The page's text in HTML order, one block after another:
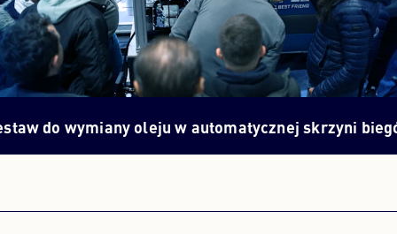
Content Hub
Prasa
Karieraoleju w automatycznej skrzyni biegów?